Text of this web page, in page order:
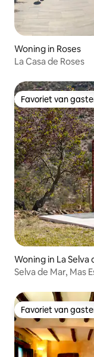
Woning in Roses
La Casa de Roses
Favoriet van
Favoriet van
Woning in La Selva
Selva de Mar, Mas
Favoriet van
Favoriet van